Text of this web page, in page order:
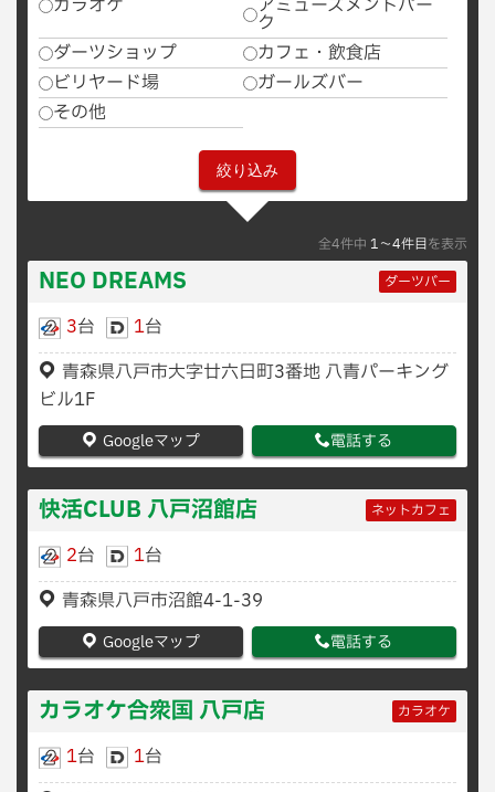
カラオケ
アミューズメントパー
ク
ダーツショップ
カフェ・飲食店
ビリヤード場
ガールズバー
その他
全4件中 1〜4件目を表示
NEO DREAMS ダーツバー
3台 1台
青森県八戸市大字廿六日町3番地 八青パーキング
ビル1F
Googleマップ 電話する
快活CLUB 八戸沼館店 ネットカフェ
2台 1台
青森県八戸市沼館4-1-39
Googleマップ 電話する
カラオケ合衆国 八戸店 カラオケ
1台 1台